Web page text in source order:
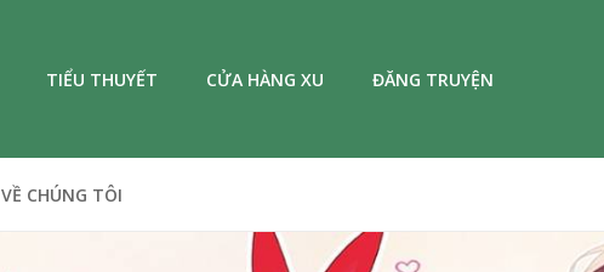
TIỂU THUYẾT CỬA HÀNG XU ĐĂNG TRUYỆN
VỀ CHÚNG TÔI